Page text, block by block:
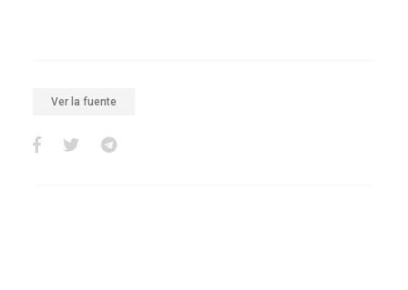
Ver la fuente